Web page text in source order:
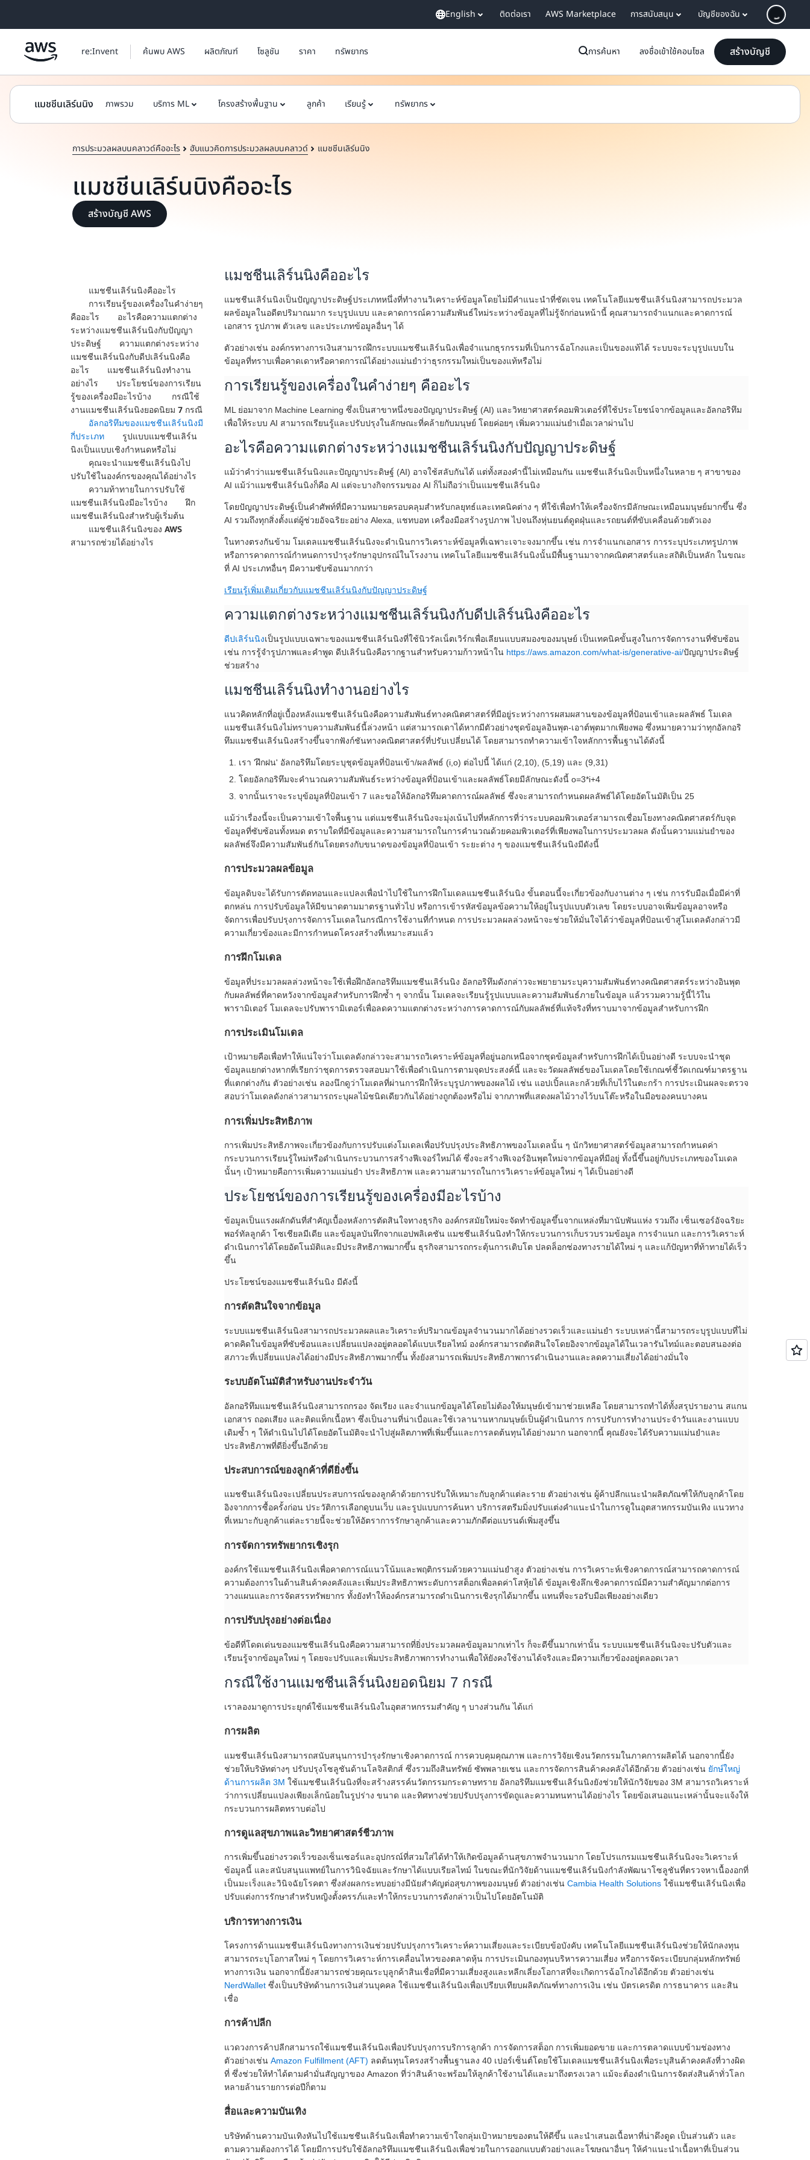
English ติดต่อเรา AWS Marketplace การสนับสนุน บัญชีของฉัน
re:Invent ค้นพบ AWS ผลิตภัณฑ์ โซลูชัน ราคา ทรัพยากร การค้นหา ลงชื่อเข้าใช้คอนโซล สร้างบัญชี
แมชชีนเลิร์นนิง ภาพรวม บริการ ML โครงสร้างพื้นฐาน ลูกค้า เรียนรู้ ทรัพยากร
การประมวลผลบนคลาวด์คืออะไร ฮับแนวคิดการประมวลผลบนคลาวด์ แมชชีนเลิร์นนิง
แมชชีนเลิร์นนิงคืออะไร
สร้างบัญชี AWS
แมชชีนเลิร์นนิงคืออะไร
การเรียนรู้ของเครื่องในคำง่ายๆ
คืออะไร
อะไรคือความแตกต่าง
ระหว่างแมชชีนเลิร์นนิงกับปัญญา
ประดิษฐ์
ความแตกต่างระหว่าง
แมชชีนเลิร์นนิงกับดีปเลิร์นนิงคือ
อะไร
แมชชีนเลิร์นนิงทำงาน
อย่างไร
ประโยชน์ของการเรียน
รู้ของเครื่องมีอะไรบ้าง
กรณีใช้
งานแมชชีนเลิร์นนิงยอดนิยม 7 กรณี
อัลกอริทึมของแมชชีนเลิร์นนิงมี
กี่ประเภท
รูปแบบแมชชีนเลิร์น
นิงเป็นแบบเชิงกำหนดหรือไม่
คุณจะนำแมชชีนเลิร์นนิงไป
ปรับใช้ในองค์กรของคุณได้อย่างไร
ความท้าทายในการปรับใช้
แมชชีนเลิร์นนิงมีอะไรบ้าง
ฝึก
แมชชีนเลิร์นนิงสำหรับผู้เริ่มต้น
แมชชีนเลิร์นนิงของ AWS
สามารถช่วยได้อย่างไร
แมชชีนเลิร์นนิงคืออะไร
แมชชีนเลิร์นนิงเป็นปัญญาประดิษฐ์ประเภทหนึ่งที่ทำงานวิเคราะห์ข้อมูลโดยไม่มีคำแนะนำที่ชัดเจน เทคโนโลยีแมชชีนเลิร์นนิงสามารถประมวล
ผลข้อมูลในอดีตปริมาณมาก ระบุรูปแบบ และคาดการณ์ความสัมพันธ์ใหม่ระหว่างข้อมูลที่ไม่รู้จักก่อนหน้านี้ คุณสามารถจำแนกและคาดการณ์
เอกสาร รูปภาพ ตัวเลข และประเภทข้อมูลอื่นๆ ได้
ตัวอย่างเช่น องค์กรทางการเงินสามารถฝึกระบบแมชชีนเลิร์นนิงเพื่อจำแนกธุรกรรมที่เป็นการฉ้อโกงและเป็นของแท้ได้ ระบบจะระบุรูปแบบใน
ข้อมูลที่ทราบเพื่อคาดเดาหรือคาดการณ์ได้อย่างแม่นยำว่าธุรกรรมใหม่เป็นของแท้หรือไม่
การเรียนรู้ของเครื่องในคำง่ายๆ คืออะไร
ML ย่อมาจาก Machine Learning ซึ่งเป็นสาขาหนึ่งของปัญญาประดิษฐ์ (AI) และวิทยาศาสตร์คอมพิวเตอร์ที่ใช้ประโยชน์จากข้อมูลและอัลกอริทึม
เพื่อให้ระบบ AI สามารถเรียนรู้และปรับปรุงในลักษณะที่คล้ายกับมนุษย์ โดยค่อยๆ เพิ่มความแม่นยำเมื่อเวลาผ่านไป
อะไรคือความแตกต่างระหว่างแมชชีนเลิร์นนิงกับปัญญาประดิษฐ์
แม้ว่าคำว่าแมชชีนเลิร์นนิงและปัญญาประดิษฐ์ (AI) อาจใช้สลับกันได้ แต่ทั้งสองคำนี้ไม่เหมือนกัน แมชชีนเลิร์นนิงเป็นหนึ่งในหลาย ๆ สาขาของ
AI แม้ว่าแมชชีนเลิร์นนิงก็คือ AI แต่จะบางกิจกรรมของ AI ก็ไม่ถือว่าเป็นแมชชีนเลิร์นนิง
โดยปัญญาประดิษฐ์เป็นคำศัพท์ที่มีความหมายครอบคลุมสำหรับกลยุทธ์และเทคนิคต่าง ๆ ที่ใช้เพื่อทำให้เครื่องจักรมีลักษณะเหมือนมนุษย์มากขึ้น ซึ่ง
AI รวมถึงทุกสิ่งตั้งแต่ผู้ช่วยอัจฉริยะอย่าง Alexa, แชทบอท เครื่องมือสร้างรูปภาพ ไปจนถึงหุ่นยนต์ดูดฝุ่นและรถยนต์ที่ขับเคลื่อนด้วยตัวเอง
ในทางตรงกันข้าม โมเดลแมชชีนเลิร์นนิงจะดำเนินการวิเคราะห์ข้อมูลที่เฉพาะเจาะจงมากขึ้น เช่น การจำแนกเอกสาร การระบุประเภทรูปภาพ
หรือการคาดการณ์กำหนดการบำรุงรักษาอุปกรณ์ในโรงงาน เทคโนโลยีแมชชีนเลิร์นนิงนั้นมีพื้นฐานมาจากคณิตศาสตร์และสถิติเป็นหลัก ในขณะ
ที่ AI ประเภทอื่นๆ มีความซับซ้อนมากกว่า
เรียนรู้เพิ่มเติมเกี่ยวกับแมชชีนเลิร์นนิงกับปัญญาประดิษฐ์
ความแตกต่างระหว่างแมชชีนเลิร์นนิงกับดีปเลิร์นนิงคืออะไร
ดีปเลิร์นนิงเป็นรูปแบบเฉพาะของแมชชีนเลิร์นนิงที่ใช้นิวรัลเน็ตเวิร์กเพื่อเลียนแบบสมองของมนุษย์ เป็นเทคนิคขั้นสูงในการจัดการงานที่ซับซ้อน
เช่น การรู้จำรูปภาพและคำพูด ดีปเลิร์นนิงคือรากฐานสำหรับความก้าวหน้าใน https://aws.amazon.com/what-is/generative-ai/ปัญญาประดิษฐ์
ช่วยสร้าง
แมชชีนเลิร์นนิงทำงานอย่างไร
แนวคิดหลักที่อยู่เบื้องหลังแมชชีนเลิร์นนิงคือความสัมพันธ์ทางคณิตศาสตร์ที่มีอยู่ระหว่างการผสมผสานของข้อมูลที่ป้อนเข้าและผลลัพธ์ โมเดล
แมชชีนเลิร์นนิงไม่ทราบความสัมพันธ์นี้ล่วงหน้า แต่สามารถเดาได้หากมีตัวอย่างชุดข้อมูลอินพุต-เอาต์พุตมากเพียงพอ ซึ่งหมายความว่าทุกอัลกอริ
ทึมแมชชีนเลิร์นนิงสร้างขึ้นจากฟังก์ชันทางคณิตศาสตร์ที่ปรับเปลี่ยนได้ โดยสามารถทำความเข้าใจหลักการพื้นฐานได้ดังนี้
เรา 'ฝึกฝน' อัลกอริทึมโดยระบุชุดข้อมูลที่ป้อนเข้า/ผลลัพธ์ (i,o) ต่อไปนี้ ได้แก่ (2,10), (5,19) และ (9,31)
โดยอัลกอริทึมจะคำนวณความสัมพันธ์ระหว่างข้อมูลที่ป้อนเข้าและผลลัพธ์โดยมีลักษณะดังนี้ o=3*i+4
จากนั้นเราจะระบุข้อมูลที่ป้อนเข้า 7 และขอให้อัลกอริทึมคาดการณ์ผลลัพธ์ ซึ่งจะสามารถกำหนดผลลัพธ์ได้โดยอัตโนมัติเป็น 25
แม้ว่าเรื่องนี้จะเป็นความเข้าใจพื้นฐาน แต่แมชชีนเลิร์นนิงจะมุ่งเน้นไปที่หลักการที่ว่าระบบคอมพิวเตอร์สามารถเชื่อมโยงทางคณิตศาสตร์กับจุด
ข้อมูลที่ซับซ้อนทั้งหมด ตราบใดที่มีข้อมูลและความสามารถในการคำนวณด้วยคอมพิวเตอร์ที่เพียงพอในการประมวลผล ดังนั้นความแม่นยำของ
ผลลัพธ์จึงมีความสัมพันธ์กันโดยตรงกับขนาดของข้อมูลที่ป้อนเข้า ระยะต่าง ๆ ของแมชชีนเลิร์นนิงมีดังนี้
การประมวลผลข้อมูล
ข้อมูลดิบจะได้รับการตัดทอนและแปลงเพื่อนำไปใช้ในการฝึกโมเดลแมชชีนเลิร์นนิง ขั้นตอนนี้จะเกี่ยวข้องกับงานต่าง ๆ เช่น การรับมือเมื่อมีค่าที่
ตกหล่น การปรับข้อมูลให้มีขนาดตามมาตรฐานทั่วไป หรือการเข้ารหัสข้อมูลข้อความให้อยู่ในรูปแบบตัวเลข โดยระบบอาจเพิ่มข้อมูลอาจหรือ
จัดการเพื่อปรับปรุงการจัดการโมเดลในกรณีการใช้งานที่กำหนด การประมวลผลล่วงหน้าจะช่วยให้มั่นใจได้ว่าข้อมูลที่ป้อนเข้าสู่โมเดลดังกล่าวมี
ความเกี่ยวข้องและมีการกำหนดโครงสร้างที่เหมาะสมแล้ว
การฝึกโมเดล
ข้อมูลที่ประมวลผลล่วงหน้าจะใช้เพื่อฝึกอัลกอริทึมแมชชีนเลิร์นนิง อัลกอริทึมดังกล่าวจะพยายามระบุความสัมพันธ์ทางคณิตศาสตร์ระหว่างอินพุต
กับผลลัพธ์ที่คาดหวังจากข้อมูลสำหรับการฝึกซ้ำ ๆ จากนั้น โมเดลจะเรียนรู้รูปแบบและความสัมพันธ์ภายในข้อมูล แล้วรวมความรู้นี้ไว้ใน
พารามิเตอร์ โมเดลจะปรับพารามิเตอร์เพื่อลดความแตกต่างระหว่างการคาดการณ์กับผลลัพธ์ที่แท้จริงที่ทราบมาจากข้อมูลสำหรับการฝึก
การประเมินโมเดล
เป้าหมายคือเพื่อทำให้แน่ใจว่าโมเดลดังกล่าวจะสามารถวิเคราะห์ข้อมูลที่อยู่นอกเหนือจากชุดข้อมูลสำหรับการฝึกได้เป็นอย่างดี ระบบจะนำชุด
ข้อมูลแยกต่างหากที่เรียกว่าชุดการตรวจสอบมาใช้เพื่อดำเนินการตามจุดประสงค์นี้ และจะวัดผลลัพธ์ของโมเดลโดยใช้เกณฑ์ชี้วัดเกณฑ์มาตรฐาน
ที่แตกต่างกัน ตัวอย่างเช่น ลองนึกดูว่าโมเดลที่ผ่านการฝึกให้ระบุรูปภาพของผลไม้ เช่น แอปเปิ้ลและกล้วยที่เก็บไว้ในตะกร้า การประเมินผลจะตรวจ
สอบว่าโมเดลดังกล่าวสามารถระบุผลไม้ชนิดเดียวกันได้อย่างถูกต้องหรือไม่ จากภาพที่แสดงผลไม้วางไว้บนโต๊ะหรือในมือของคนบางคน
การเพิ่มประสิทธิภาพ
การเพิ่มประสิทธิภาพจะเกี่ยวข้องกับการปรับแต่งโมเดลเพื่อปรับปรุงประสิทธิภาพของโมเดลนั้น ๆ นักวิทยาศาสตร์ข้อมูลสามารถกำหนดค่า
กระบวนการเรียนรู้ใหม่หรือดำเนินกระบวนการสร้างฟีเจอร์ใหม่ได้ ซึ่งจะสร้างฟีเจอร์อินพุตใหม่จากข้อมูลที่มีอยู่ ทั้งนี้ขึ้นอยู่กับประเภทของโมเดล
นั้นๆ เป้าหมายคือการเพิ่มความแม่นยำ ประสิทธิภาพ และความสามารถในการวิเคราะห์ข้อมูลใหม่ ๆ ได้เป็นอย่างดี
ประโยชน์ของการเรียนรู้ของเครื่องมีอะไรบ้าง
ข้อมูลเป็นแรงผลักดันที่สำคัญเบื้องหลังการตัดสินใจทางธุรกิจ องค์กรสมัยใหม่จะจัดทำข้อมูลขึ้นจากแหล่งที่มานับพันแห่ง รวมถึง เซ็นเซอร์อัจฉริยะ
พอร์ทัลลูกค้า โซเชียลมีเดีย และข้อมูลบันทึกจากแอปพลิเคชัน แมชชีนเลิร์นนิงทำให้กระบวนการเก็บรวบรวมข้อมูล การจำแนก และการวิเคราะห์
ดำเนินการได้โดยอัตโนมัติและมีประสิทธิภาพมากขึ้น ธุรกิจสามารถกระตุ้นการเติบโต ปลดล็อกช่องทางรายได้ใหม่ ๆ และแก้ปัญหาที่ท้าทายได้เร็ว
ขึ้น
ประโยชน์ของแมชชีนเลิร์นนิง มีดังนี้
การตัดสินใจจากข้อมูล
ระบบแมชชีนเลิร์นนิงสามารถประมวลผลและวิเคราะห์ปริมาณข้อมูลจำนวนมากได้อย่างรวดเร็วและแม่นยำ ระบบเหล่านี้สามารถระบุรูปแบบที่ไม่
คาดคิดในข้อมูลที่ซับซ้อนและเปลี่ยนแปลงอยู่ตลอดได้แบบเรียลไทม์ องค์กรสามารถตัดสินใจโดยอิงจากข้อมูลได้ในเวลารันไทม์และตอบสนองต่อ
สภาวะที่เปลี่ยนแปลงได้อย่างมีประสิทธิภาพมากขึ้น ทั้งยังสามารถเพิ่มประสิทธิภาพการดำเนินงานและลดความเสี่ยงได้อย่างมั่นใจ
ระบบอัตโนมัติสำหรับงานประจำวัน
อัลกอริทึมแมชชีนเลิร์นนิงสามารถกรอง จัดเรียง และจำแนกข้อมูลได้โดยไม่ต้องให้มนุษย์เข้ามาช่วยเหลือ โดยสามารถทำได้ทั้งสรุปรายงาน สแกน
เอกสาร ถอดเสียง และติดแท็กเนื้อหา ซึ่งเป็นงานที่น่าเบื่อและใช้เวลานานหากมนุษย์เป็นผู้ดำเนินการ การปรับการทำงานประจำวันและงานแบบ
เดิมซ้ำ ๆ ให้ดำเนินไปได้โดยอัตโนมัติจะนำไปสู่ผลิตภาพที่เพิ่มขึ้นและการลดต้นทุนได้อย่างมาก นอกจากนี้ คุณยังจะได้รับความแม่นยำและ
ประสิทธิภาพที่ดียิ่งขึ้นอีกด้วย
ประสบการณ์ของลูกค้าที่ดียิ่งขึ้น
แมชชีนเลิร์นนิงจะเปลี่ยนประสบการณ์ของลูกค้าด้วยการปรับให้เหมาะกับลูกค้าแต่ละราย ตัวอย่างเช่น ผู้ค้าปลีกแนะนำผลิตภัณฑ์ให้กับลูกค้าโดย
อิงจากการซื้อครั้งก่อน ประวัติการเลือกดูบนเว็บ และรูปแบบการค้นหา บริการสตรีมมิ่งปรับแต่งคำแนะนำในการดูในอุตสาหกรรมบันเทิง แนวทาง
ที่เหมาะกับลูกค้าแต่ละรายนี้จะช่วยให้อัตราการรักษาลูกค้าและความภักดีต่อแบรนด์เพิ่มสูงขึ้น
การจัดการทรัพยากรเชิงรุก
องค์กรใช้แมชชีนเลิร์นนิงเพื่อคาดการณ์แนวโน้มและพฤติกรรมด้วยความแม่นยำสูง ตัวอย่างเช่น การวิเคราะห์เชิงคาดการณ์สามารถคาดการณ์
ความต้องการในด้านสินค้าคงคลังและเพิ่มประสิทธิภาพระดับการสต็อกเพื่อลดค่าโสหุ้ยได้ ข้อมูลเชิงลึกเชิงคาดการณ์มีความสำคัญมากต่อการ
วางแผนและการจัดสรรทรัพยากร ทั้งยังทำให้องค์กรสามารถดำเนินการเชิงรุกได้มากขึ้น แทนที่จะรอรับมือเพียงอย่างเดียว
การปรับปรุงอย่างต่อเนื่อง
ข้อดีที่โดดเด่นของแมชชีนเลิร์นนิงคือความสามารถที่ยิ่งประมวลผลข้อมูลมากเท่าไร ก็จะดีขึ้นมากเท่านั้น ระบบแมชชีนเลิร์นนิงจะปรับตัวและ
เรียนรู้จากข้อมูลใหม่ ๆ โดยจะปรับและเพิ่มประสิทธิภาพการทำงานเพื่อให้ยังคงใช้งานได้จริงและมีความเกี่ยวข้องอยู่ตลอดเวลา
กรณีใช้งานแมชชีนเลิร์นนิงยอดนิยม 7 กรณี
เราลองมาดูการประยุกต์ใช้แมชชีนเลิร์นนิงในอุตสาหกรรมสำคัญ ๆ บางส่วนกัน ได้แก่
การผลิต
แมชชีนเลิร์นนิงสามารถสนับสนุนการบำรุงรักษาเชิงคาดการณ์ การควบคุมคุณภาพ และการวิจัยเชิงนวัตกรรมในภาคการผลิตได้ นอกจากนี้ยัง
ช่วยให้บริษัทต่างๆ ปรับปรุงโซลูชันด้านโลจิสติกส์ ซึ่งรวมถึงสินทรัพย์ ซัพพลายเชน และการจัดการสินค้าคงคลังได้อีกด้วย ตัวอย่างเช่น ยักษ์ใหญ่
ด้านการผลิต 3M ใช้แมชชีนเลิร์นนิงที่จะสร้างสรรค์นวัตกรรมกระดาษทราย อัลกอริทึมแมชชีนเลิร์นนิงยังช่วยให้นักวิจัยของ 3M สามารถวิเคราะห์
ว่าการเปลี่ยนแปลงเพียงเล็กน้อยในรูปร่าง ขนาด และทิศทางช่วยปรับปรุงการขัดถูและความทนทานได้อย่างไร โดยข้อเสนอแนะเหล่านั้นจะแจ้งให้
กระบวนการผลิตทราบต่อไป
การดูแลสุขภาพและวิทยาศาสตร์ชีวภาพ
การเพิ่มขึ้นอย่างรวดเร็วของเซ็นเซอร์และอุปกรณ์ที่สวมใส่ได้ทำให้เกิดข้อมูลด้านสุขภาพจำนวนมาก โดยโปรแกรมแมชชีนเลิร์นนิงจะวิเคราะห์
ข้อมูลนี้ และสนับสนุนแพทย์ในการวินิจฉัยและรักษาได้แบบเรียลไทม์ ในขณะที่นักวิจัยด้านแมชชีนเลิร์นนิงกำลังพัฒนาโซลูชันที่ตรวจหาเนื้องอกที่
เป็นมะเร็งและวินิจฉัยโรคตา ซึ่งส่งผลกระทบอย่างมีนัยสำคัญต่อสุขภาพของมนุษย์ ตัวอย่างเช่น Cambia Health Solutions ใช้แมชชีนเลิร์นนิงเพื่อ
ปรับแต่งการรักษาสำหรับหญิงตั้งครรภ์และทำให้กระบวนการดังกล่าวเป็นไปโดยอัตโนมัติ
บริการทางการเงิน
โครงการด้านแมชชีนเลิร์นนิงทางการเงินช่วยปรับปรุงการวิเคราะห์ความเสี่ยงและระเบียบข้อบังคับ เทคโนโลยีแมชชีนเลิร์นนิงช่วยให้นักลงทุน
สามารถระบุโอกาสใหม่ ๆ โดยการวิเคราะห์การเคลื่อนไหวของตลาดหุ้น การประเมินกองทุนบริหารความเสี่ยง หรือการจัดระเบียบกลุ่มหลักทรัพย์
ทางการเงิน นอกจากนี้ยังสามารถช่วยคุณระบุลูกค้าสินเชื่อที่มีความเสี่ยงสูงและหลีกเลี่ยงโอกาสที่จะเกิดการฉ้อโกงได้อีกด้วย ตัวอย่างเช่น
NerdWallet ซึ่งเป็นบริษัทด้านการเงินส่วนบุคคล ใช้แมชชีนเลิร์นนิงเพื่อเปรียบเทียบผลิตภัณฑ์ทางการเงิน เช่น บัตรเครดิต การธนาคาร และสิน
เชื่อ
การค้าปลีก
แวดวงการค้าปลีกสามารถใช้แมชชีนเลิร์นนิงเพื่อปรับปรุงการบริการลูกค้า การจัดการสต็อก การเพิ่มยอดขาย และการตลาดแบบข้ามช่องทาง
ตัวอย่างเช่น Amazon Fulfillment (AFT) ลดต้นทุนโครงสร้างพื้นฐานลง 40 เปอร์เซ็นต์โดยใช้โมเดลแมชชีนเลิร์นนิงเพื่อระบุสินค้าคงคลังที่วางผิด
ที่ ซึ่งช่วยให้ทำได้ตามคำมั่นสัญญาของ Amazon ที่ว่าสินค้าจะพร้อมให้ลูกค้าใช้งานได้และมาถึงตรงเวลา แม้จะต้องดำเนินการจัดส่งสินค้าทั่วโลก
หลายล้านรายการต่อปีก็ตาม
สื่อและความบันเทิง
บริษัทด้านความบันเทิงหันไปใช้แมชชีนเลิร์นนิงเพื่อทำความเข้าใจกลุ่มเป้าหมายของตนให้ดีขึ้น และนำเสนอเนื้อหาที่น่าดึงดูด เป็นส่วนตัว และ
ตามความต้องการได้ โดยมีการปรับใช้อัลกอริทึมแมชชีนเลิร์นนิงเพื่อช่วยในการออกแบบตัวอย่างและโฆษณาอื่นๆ ให้คำแนะนำเนื้อหาที่เป็นส่วน